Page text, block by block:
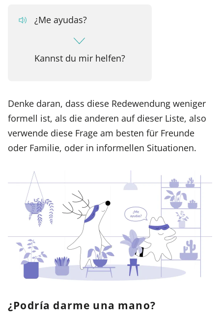
¿Me ayudas?
Kannst du mir helfen?
Denke daran, dass diese Redewendung weniger
formell ist, als die anderen auf dieser Liste, also
verwende diese Frage am besten für Freunde
oder Familie, oder in informellen Situationen.
¿Podría darme una mano?